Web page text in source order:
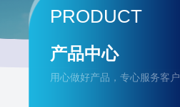
PRODUCT
产品中心
用心做好产品，专心服务客户